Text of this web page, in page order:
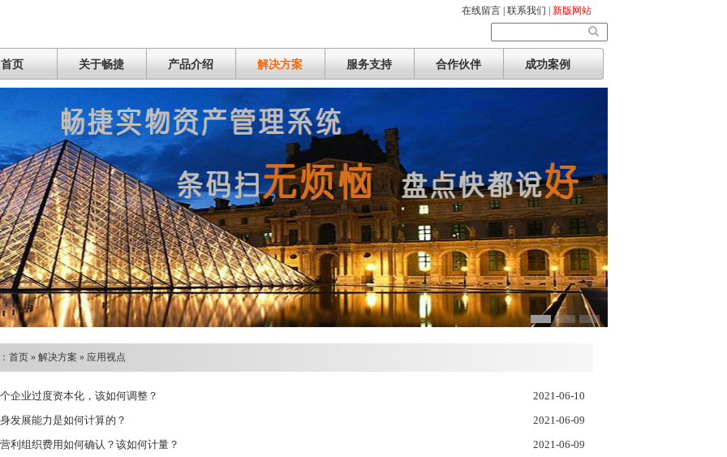
在线留言 | 联系我们 | 新版网站
首页 关于畅捷 产品介绍 解决方案 服务支持 合作伙伴 成功案例
首页 » 解决方案 » 应用视点
企业过度资本化，该如何调整？
2021-06-10
发展能力是如何计算的？
2021-06-09
利组织费用如何确认？该如何计量？
2021-06-09